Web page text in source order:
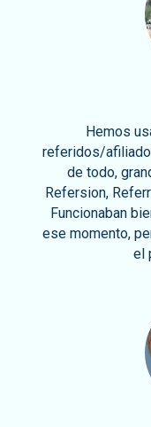
Hemos
referidos/
de todo,
Refersion,
Funcionaban
ese momento,
el